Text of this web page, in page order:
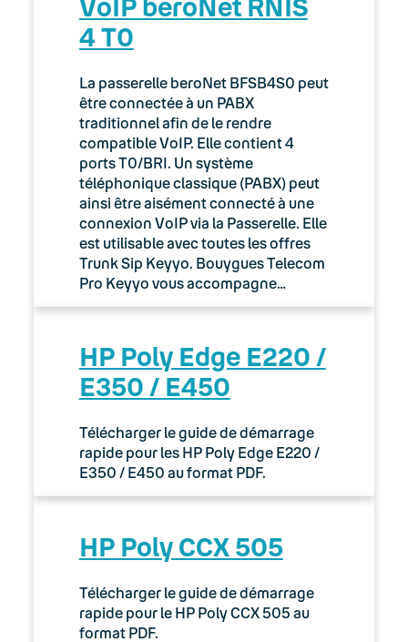
4 T0
La passerelle beroNet BFSB4S0 peut
être connectée à un PABX
traditionnel afin de le rendre
compatible VoIP. Elle contient 4
ports T0/BRI. Un système
téléphonique classique (PABX) peut
ainsi être aisément connecté à une
connexion VoIP via la Passerelle. Elle
est utilisable avec toutes les offres
Trunk Sip Keyyo. Bouygues Telecom
Pro Keyyo vous accompagne…
HP Poly Edge E220 /
E350 / E450
Télécharger le guide de démarrage
rapide pour les HP Poly Edge E220 /
E350 / E450 au format PDF.
HP Poly CCX 505
Télécharger le guide de démarrage
rapide pour le HP Poly CCX 505 au
format PDF.